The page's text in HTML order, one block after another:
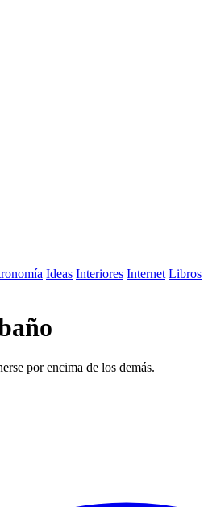
Ideas Interiores Internet Libros
por encima de los demás.